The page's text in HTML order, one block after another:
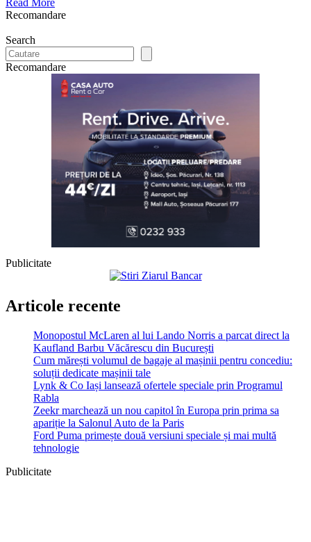
Recomandare
Search
Recomandare
Publicitate
Articole recente
Monopostul McLaren al lui Lando Norris a parcat direct la
Kaufland Barbu Văcărescu din București
Cum mărești volumul de bagaje al mașinii pentru concediu:
soluții dedicate mașinii tale
Lynk & Co Iași lansează ofertele speciale prin Programul
Rabla
Zeekr marchează un nou capitol în Europa prin prima sa
apariție la Salonul Auto de la Paris
Ford Puma primește două versiuni speciale și mai multă
tehnologie
Publicitate